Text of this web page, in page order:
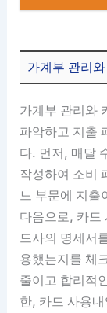
가계부 관리
가계부 관리와
파악하고 지출
다. 먼저, 매달
작성하여 소비
느 부문에 지출
다음으로, 카드
드사의 명세서
용했는지를 체
줄이고 합리적
한, 카드 사용